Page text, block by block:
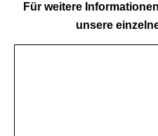
Für weitere
unsere